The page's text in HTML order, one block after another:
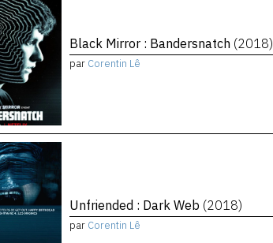
Black Mirror : Bandersnatch (2018)
par Corentin Lê
Unfriended : Dark Web (2018)
par Corentin Lê